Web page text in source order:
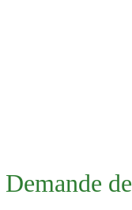
Demande de